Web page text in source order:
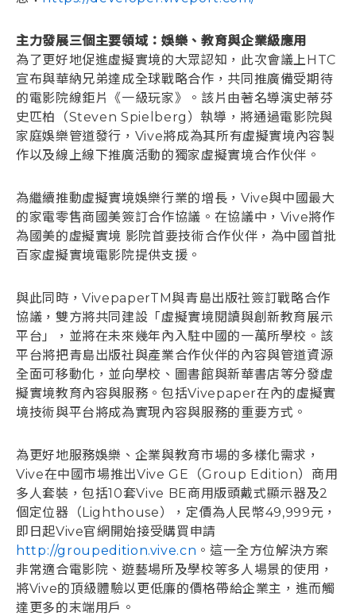
主力發展三個主要領域：娛樂、教育與企業級應用
為了更好地促進虛擬實境的大眾認知，此次會議上HTC
宣布與華納兄弟達成全球戰略合作，共同推廣備受期待
的電影院線鉅片《一級玩家》。該片由著名導演史蒂芬
史匹柏（Steven Spielberg）執導，將通過電影院與
家庭娛樂管道發行，Vive將成為其所有虛擬實境內容製
作以及線上線下推廣活動的獨家虛擬實境合作伙伴。
為繼續推動虛擬實境娛樂行業的增長，Vive與中國最大
的家電零售商國美簽訂合作協議。在協議中，Vive將作
為國美的虛擬實境 影院首要技術合作伙伴，為中國首批
百家虛擬實境電影院提供支援。
與此同時，VivepaperTM與青島出版社簽訂戰略合作
協議，雙方將共同建設「虛擬實境閱讀與創新教育展示
平台」，並將在未來幾年內入駐中國的一萬所學校。該
平台將把青島出版社與產業合作伙伴的內容與管道資源
全面可移動化，並向學校、圖書館與新華書店等分發虛
擬實境教育內容與服務。包括Vivepaper在內的虛擬實
境技術與平台將成為實現內容與服務的重要方式。
為更好地服務娛樂、企業與教育市場的多樣化需求，
Vive在中國市場推出Vive GE（Group Edition）商用
多人套裝，包括10套Vive BE商用版頭戴式顯示器及2
個定位器（Lighthouse），定價為人民幣49,999元，
即日起Vive官網開始接受購買申請
http://groupedition.vive.cn 。這一全方位解決方案
非常適合電影院、遊藝場所及學校等多人場景的使用，
將Vive的頂級體驗以更低廉的價格帶給企業主，進而觸
達更多的末端用戶。